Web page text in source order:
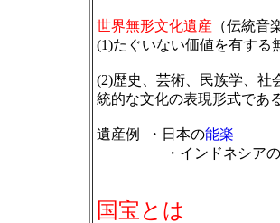
世界無形文化遺産 （伝統
(1)たぐいない価値を有する
(2)歴史、芸術、民族学、社
統的な文化の表現形式であ
遺産例 ・日本の能楽
・インドネシアの
国宝とは